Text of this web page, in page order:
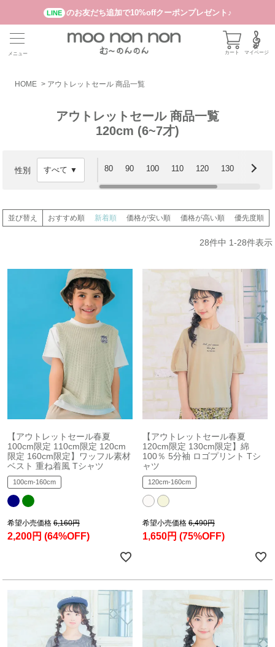
LINE のお友だち追加で10%offクーポンプレゼント♪
カート マイページ
メニュー
HOME アウトレットセール 商品一覧
アウトレットセール 商品一覧
120cm (6~7才)
性別 80 90 100 110 120 130 140
並び替え おすすめ順 新着順 価格が安い順 価格が高い順 優先度順
28件中 1-28件表示
【アウトレットセール春夏
100cm限定 110cm限定 120cm
限定 160cm限定】ワッフル素材
ベスト 重ね着風 Tシャツ
100cm-160cm
希望小売価格 6,160円
2,200円 (64%OFF)
【アウトレットセール春夏
120cm限定 130cm限定】綿
100％ 5分袖 ロゴプリント Tシ
ャツ
120cm-160cm
希望小売価格 6,490円
1,650円 (75%OFF)